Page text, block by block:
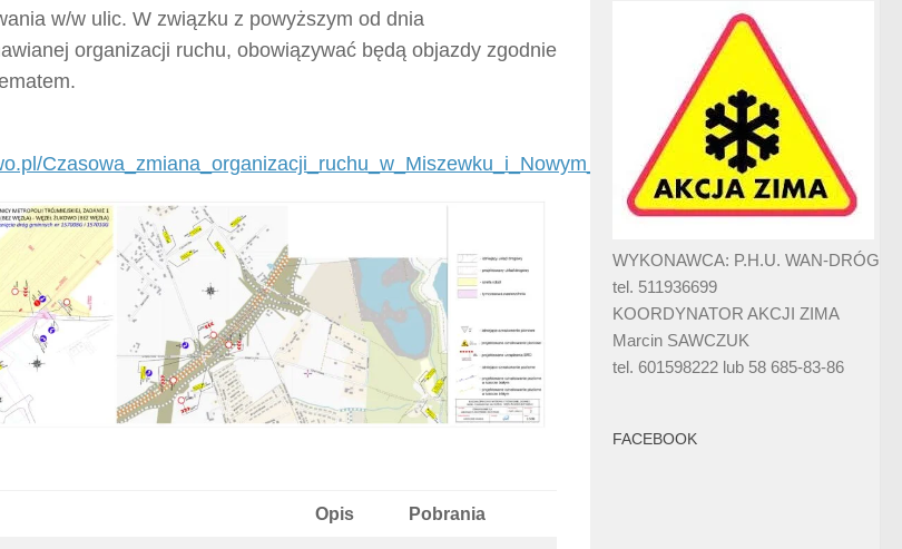
w/w ulic. W związku z powyższym od dnia
organizacji ruchu, obowiązywać będą objazdy zgodnie
Czasowa_zmiana_organizacji_ruchu_w_Miszewku_i_Nowym_Tuchomiu,10,7792#sub_mid
Opis Pobrania
WYKONAWCA: P.H.U. WAN-DRÓG
tel. 511936699
KOORDYNATOR AKCJI ZIMA
Marcin SAWCZUK
tel. 601598222 lub 58 685-83-86
FACEBOOK